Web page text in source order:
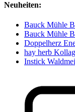
Neuheiten:
Bauck Mühle
Bauck Mühle
Doppelherz
hay herb
Instick